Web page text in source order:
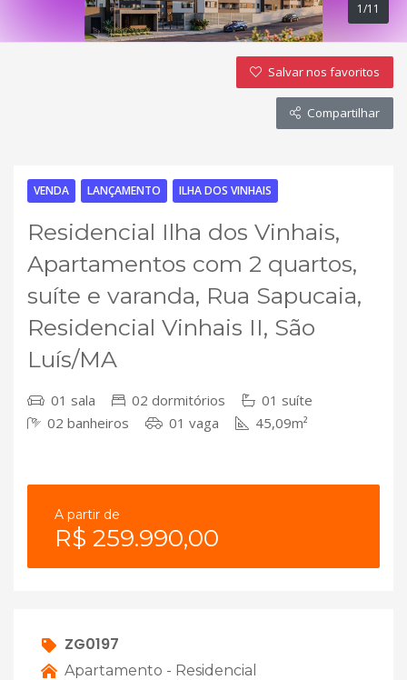
1/11
Salvar nos favoritos
Compartilhar
VENDA LANÇAMENTO ILHA DOS VINHAIS
Residencial Ilha dos Vinhais,
Apartamentos com 2 quartos,
suíte e varanda, Rua Sapucaia,
Residencial Vinhais II, São
Luís/MA
01 sala 02 dormitórios
01 suíte
02 banheiros
01 vaga 45,09m²
A partir de
R$ 259.990,00
ZG0197
Apartamento - Residencial